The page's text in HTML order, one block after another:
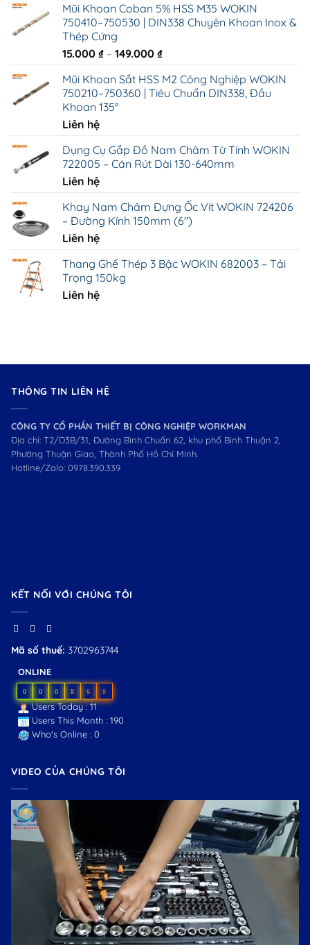
Mũi Khoan Coban 5% HSS M35 WOKIN
750410–750530 | DIN338 Chuyên Khoan Inox &
Thép Cứng
15.000 ₫ – 149.000 ₫Khoảng
từ
15.000 ₫
Mũi Khoan Sắt HSS M2 Công Nghiệp WOKIN
750210–750360 | Tiêu Chuẩn DIN338, Đầu
Khoan 135°
Liên hệ
Dụng Cụ Gắp Đồ Nam Châm Từ Tính WOKIN
722005 – Cán Rút Dài 130-640mm
Liên hệ
Khay Nam Châm Đựng Ốc Vít WOKIN 724206
– Đường Kính 150mm (6")
Liên hệ
Thang Ghế Thép 3 Bậc WOKIN 682003 – Tải
Trọng 150kg
Liên hệ
THÔNG TIN LIÊN HỆ
CÔNG TY CỔ PHẦN THIẾT BỊ CÔNG NGHIỆP WORKMAN
Địa chỉ: T2/D3B/31, Đường Bình Chuẩn 62, khu phố Bình Thuận 2,
Phường Thuận Giao, Thành Phố Hồ Chí Minh.
Hotline/Zalo: 0978.390.339
KẾT NỐI VỚI CHÚNG TÔI
Mã số thuế: 3702963744
ONLINE
0 0 0 8 6 8
Users Today : 11
Users This Month : 190
Who's Online : 0
VIDEO CỦA CHÚNG TÔI